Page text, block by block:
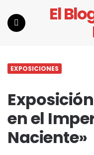
El
EXPOSICIONES
en el
Naciente»